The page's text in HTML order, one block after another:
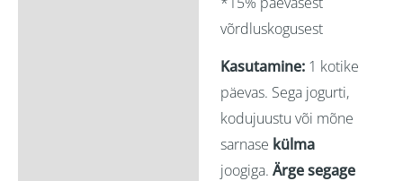
võrdluskogusest
Kasutamine: 1 kotike
päevas. Sega jogurti,
kodujuustu või mõne
sarnase külma
joogiga. Ärge segage